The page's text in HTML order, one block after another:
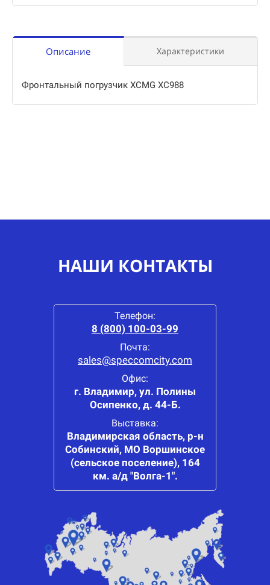
Описание Характеристики
Фронтальный погрузчик XCMG XC988
НАШИ КОНТАКТЫ
Телефон:
8 (800) 100-03-99
Почта:
sales@speccomcity.com
Офис:
г. Владимир, ул. Полины
Осипенко, д. 44-Б.
Выставка:
Владимирская область, р-н
Собинский, МО Воршинское
(сельское поселение), 164
км. а/д "Волга-1".